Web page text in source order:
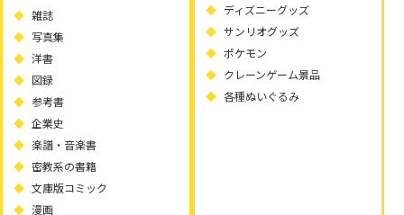
雑誌
写真集
洋書
図録
参考書
企業史
楽譜・音楽書
密教系の書籍
文庫版コミック
漫画
ディズニーグッズ
サンリオグッズ
ポケモン
クレーンゲーム景品
各種ぬいぐるみ